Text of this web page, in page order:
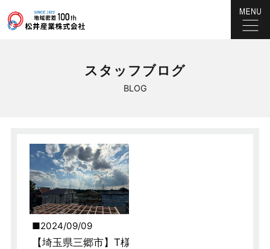
BLOG
スタッフブログ
2024/09/09
【埼玉県三郷市】T様